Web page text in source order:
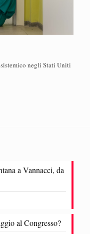
negli Stati Uniti
a Vannacci, da
al Congresso?